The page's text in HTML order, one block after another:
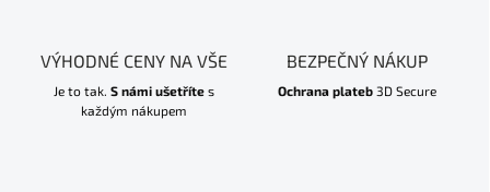
VÝHODNÉ CENY NA VŠE
Je to tak. S námi ušetřítes
každým nákupem
BEZPEČNÝ NÁKUP
Ochrana plateb3D Secure